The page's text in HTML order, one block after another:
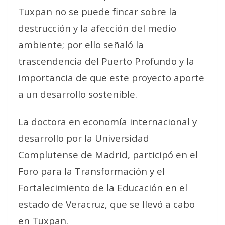
Tuxpan no se puede fincar sobre la
destrucción y la afección del medio
ambiente; por ello señaló la
trascendencia del Puerto Profundo y la
importancia de que este proyecto aporte
a un desarrollo sostenible.
La doctora en economía internacional y
desarrollo por la Universidad
Complutense de Madrid, participó en el
Foro para la Transformación y el
Fortalecimiento de la Educación en el
estado de Veracruz, que se llevó a cabo
en Tuxpan.